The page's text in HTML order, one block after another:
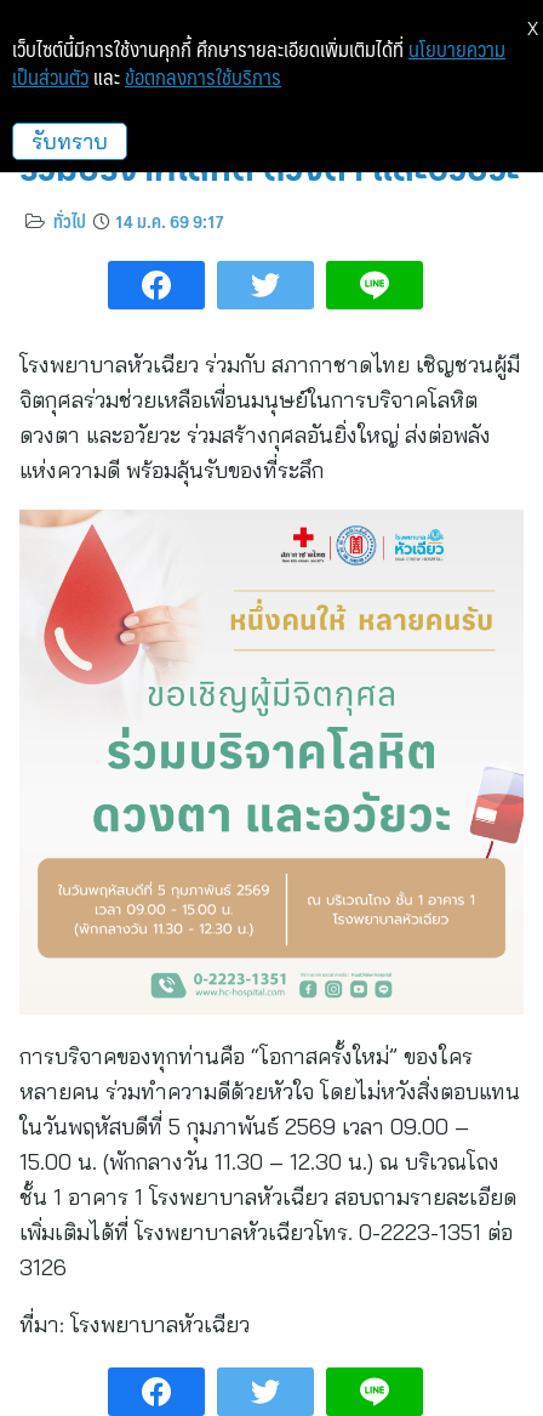
รวมพลัง.. สร้างกุศลอันยิ่งใหญ่
ร่วมบริจาคโลหิต ดวงตา และอวัยวะ
ทั่วไป 14 ม.ค. 69 9:17
โรงพยาบาลหัวเฉียว ร่วมกับ สภากาชาดไทย เชิญชวนผู้มี
จิตกุศลร่วมช่วยเหลือเพื่อนมนุษย์ในการบริจาคโลหิต
ดวงตา และอวัยวะ ร่วมสร้างกุศลอันยิ่งใหญ่ ส่งต่อพลัง
แห่งความดี พร้อมลุ้นรับของที่ระลึก
การบริจาคของทุกท่านคือ “โอกาสครั้งใหม่” ของใคร
หลายคน ร่วมทำความดีด้วยหัวใจ โดยไม่หวังสิ่งตอบแทน
ในวันพฤหัสบดีที่ 5 กุมภาพันธ์ 2569 เวลา 09.00 –
15.00 น. (พักกลางวัน 11.30 – 12.30 น.) ณ บริเวณโถง
ชั้น 1 อาคาร 1 โรงพยาบาลหัวเฉียว สอบถามรายละเอียด
เพิ่มเติมได้ที่ โรงพยาบาลหัวเฉียวโทร. 0-2223-1351 ต่อ
3126
ที่มา: โรงพยาบาลหัวเฉียว
เว็บไซต์นี้มีการใช้งานคุกกี้ ศึกษารายละเอียดเพิ่มเติมได้ที่ นโยบายความ
เป็นส่วนตัว และ ข้อตกลงการใช้บริการ
รับทราบ
X